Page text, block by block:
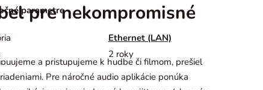
pre nekompromisné
a pristupujeme k hudbe či filmom, prešiel
Pre náročné audio aplikácie ponúka
parametre
Ethernet (LAN)
2 roky